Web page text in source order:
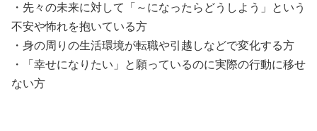
・先々の未来に対して「～になったらどうしよう」という
不安や怖れを抱いている方
・身の周りの生活環境が転職や引越しなどで変化する方
・「幸せになりたい」と願っているのに実際の行動に移せ
ない方